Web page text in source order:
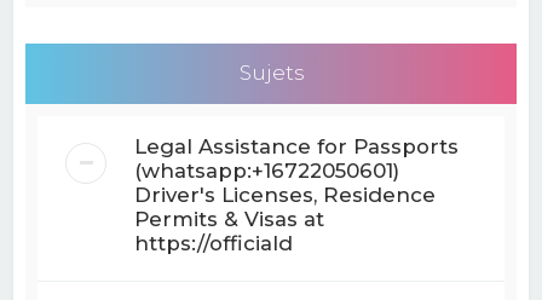
Sujets
Legal Assistance for Passports
(whatsapp:+16722050601)
Driver's Licenses, Residence
Permits & Visas at
https://officiald